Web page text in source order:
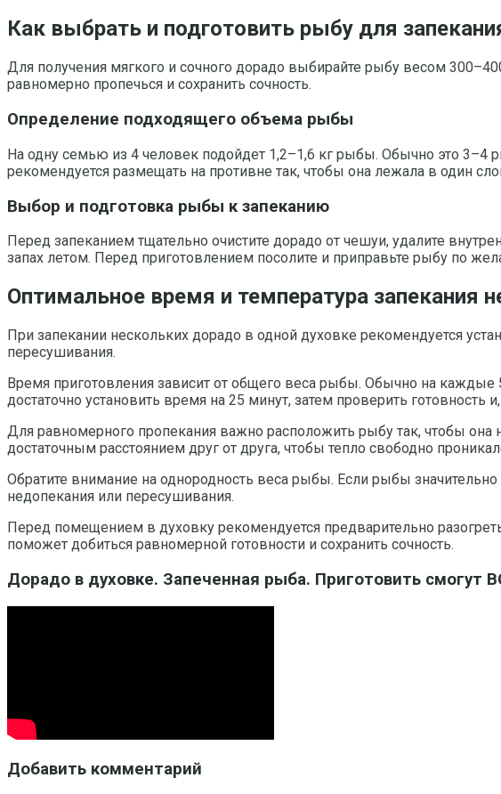
Как выбрать и подготовить рыбу для
Для получения мягкого и сочного дорадо выбирайте рыбу весом
равномерно пропечься и сохранить сочность.
Определение подходящего объема рыбы
На одну семью из 4 человек подойдет 1,2–1,6 кг рыбы. Обычно это
рекомендуется размещать на противне так, чтобы она лежала в один
Выбор и подготовка рыбы к запеканию
Перед запеканием тщательно очистите дорадо от чешуи, удалите
запах летом. Перед приготовлением посолите и приправьте рыбу по
Оптимальное время и температура запекания
При запекании нескольких дорадо в одной духовке рекомендуется
пересушивания.
Время приготовления зависит от общего веса рыбы. Обычно на каждые
достаточно установить время на 25 минут, затем проверить готовность
Для равномерного пропекания важно расположить рыбу так, чтобы
достаточным расстоянием друг от друга, чтобы тепло свободно
Обратите внимание на однородность веса рыбы. Если рыбы
недопекания или пересушивания.
Перед помещением в духовку рекомендуется предварительно
поможет добиться равномерной готовности и сохранить сочность.
Дорадо в духовке. Запеченная рыба. Приготовить смогут
Добавить комментарий